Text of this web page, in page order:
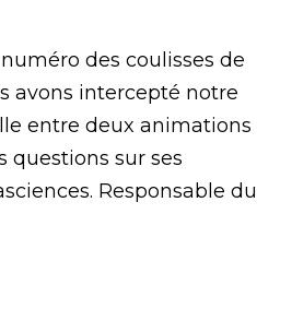
des coulisses de
avons intercepté notre
entre deux animations
questions sur ses
Responsable du